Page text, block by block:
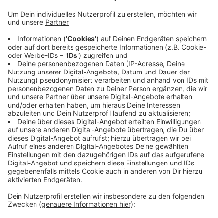
Anzeige
Sie waren am Montagabend maskiert und mit einer
Maschinenpistolen-ähnlichen Softair-Pistole in das
Geschäft an der Düsseldorfer Straße in Langenfeld
gestürmt und hatten den Kassierer bedroht. Sie
erbeuteten unter anderem wenige hundert Euro
Bargeld und einige Waren aus dem Getränkehandel.
Auf ihrer Flucht konnte ein Zeuge den 16-jährigen
festhalten. Die Polizei konnte anschließend auch
seinen 17-jährigen Komplizen überführen. Für beide
Jugendliche war es nicht der erste Raubüberfall.
Anzeige